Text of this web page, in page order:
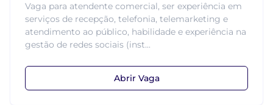
Vaga para atendente comercial, ser experiência em
serviços de recepção, telefonia, telemarketing e
atendimento ao público, habilidade e experiência na
gestão de redes sociais (inst...
Abrir Vaga